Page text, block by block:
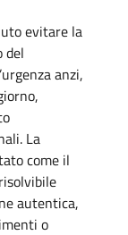
evitare la
del
anzi,
La
come il
autentica,
o